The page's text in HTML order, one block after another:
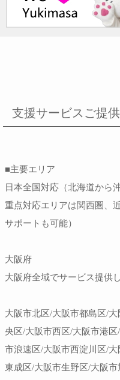
支援サービスご提
■主要エリア
日本全国対応（北海道から
重点対応エリアは関西圏、
サポートも可能）
大阪府
大阪府全域でサービス提供
大阪市北区/大阪市都島区/
央区/大阪市西区/大阪市港
市浪速区/大阪市西淀川区/
東成区/大阪市生野区/大阪